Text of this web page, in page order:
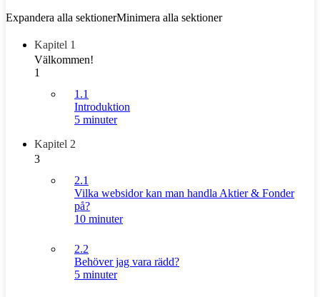
Expandera alla sektionerMinimera alla sektioner
Kapitel 1
Välkommen!
1
1.1
Introduktion
5 minuter
Kapitel 2
3
2.1
Vilka websidor kan man handla Aktier & Fonder
på?
10 minuter
2.2
Behöver jag vara rädd?
5 minuter